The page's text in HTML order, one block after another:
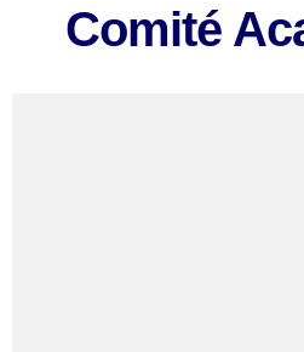
Comité